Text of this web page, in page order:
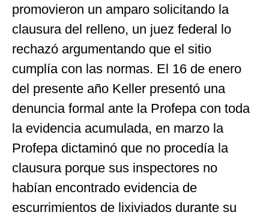
promovieron un amparo solicitando la
clausura del relleno, un juez federal lo
rechazó argumentando que el sitio
cumplía con las normas. El 16 de enero
del presente año Keller presentó una
denuncia formal ante la Profepa con toda
la evidencia acumulada, en marzo la
Profepa dictaminó que no procedía la
clausura porque sus inspectores no
habían encontrado evidencia de
escurrimientos de lixiviados durante su